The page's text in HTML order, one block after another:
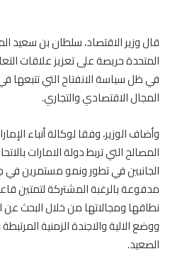
قال وزير الاقتصاد، سلطان بن سعيد
المتحدة حريصة على تعزيز علاقات
في ظل سياسة الانفتاح التي تتبعها
المجال الاقتصادي والتجاري.
وأضاف الوزير، وفقا لوكالة أنباء
المصالح التي تربط دولة الامارات
الجانبين في تطور ونمو مستمرين في
مدفوعة بالرغبة المشتركة لتمتين
نطاقها ومجالاتها من خلال البحث
ووضع الالية والاجندة الزمنية
الصعيد.